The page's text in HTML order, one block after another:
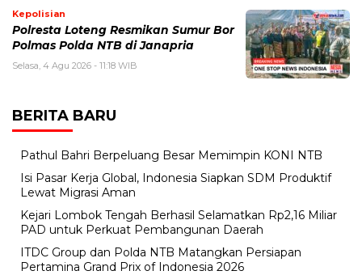
Kepolisian
Polresta Loteng Resmikan Sumur Bor
Polmas Polda NTB di Janapria
Selasa, 4 Agu 2026 - 11:18 WIB
BERITA BARU
Pathul Bahri Berpeluang Besar Memimpin KONI NTB
​Isi Pasar Kerja Global, Indonesia Siapkan SDM Produktif
Lewat Migrasi Aman
Kejari Lombok Tengah Berhasil Selamatkan Rp2,16 Miliar
PAD untuk Perkuat Pembangunan Daerah
ITDC Group dan Polda NTB Matangkan Persiapan
Pertamina Grand Prix of Indonesia 2026